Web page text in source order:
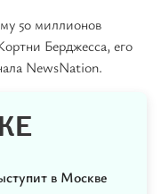
50 миллионов
Берджесса, его
NewsNation.
в Москве